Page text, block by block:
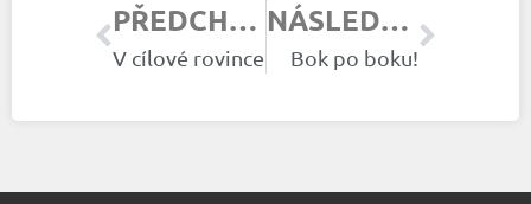
PŘEDCHOZÍ ČLÁNEK
V cílové rovince
NÁSLEDUJÍCÍ ČLÁNEK
Bok po boku!